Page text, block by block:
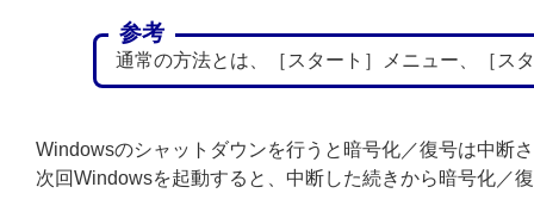
参考
通常の方法とは、［スタート］メニュー、［ス
Windowsのシャットダウンを行うと暗号化／復号は中断
次回Windowsを起動すると、中断した続きから暗号化／